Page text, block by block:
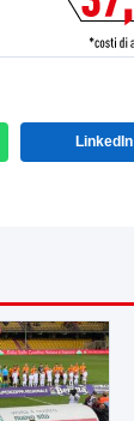
LinkedIn